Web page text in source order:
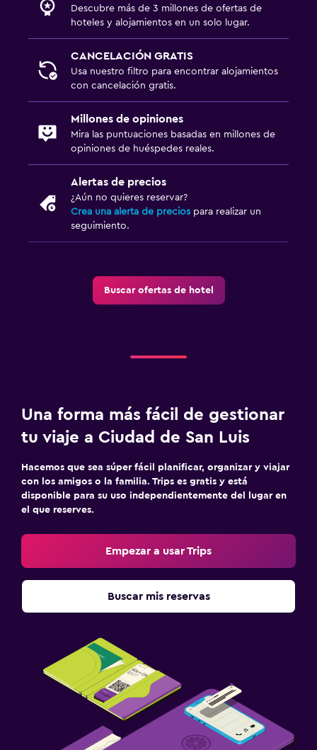
Descubre más de 3 millones de ofertas de
hoteles y alojamientos en un solo lugar.
CANCELACIÓN GRATIS
Usa nuestro filtro para encontrar alojamientos
con cancelación gratis.
Millones de opiniones
Mira las puntuaciones basadas en millones de
opiniones de huéspedes reales.
Alertas de precios
¿Aún no quieres reservar?
Crea una alerta de precios para realizar un
seguimiento.
Buscar ofertas de hotel
Una forma más fácil de gestionar
tu viaje a Ciudad de San Luis
Hacemos que sea súper fácil planificar, organizar y viajar
con los amigos o la familia. Trips es gratis y está
disponible para su uso independientemente del lugar en
el que reserves.
Empezar a usar Trips
Buscar mis reservas